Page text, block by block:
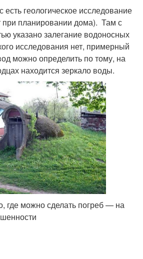
геологическое исследование
при планировании дома). Там с
указано залегание водоносных
исследования нет, примерный
можно определить по тому, на
находится зеркало воды.
где можно сделать погреб — на